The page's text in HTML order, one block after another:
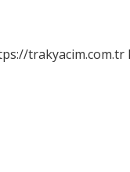
trakyacim.com.tr